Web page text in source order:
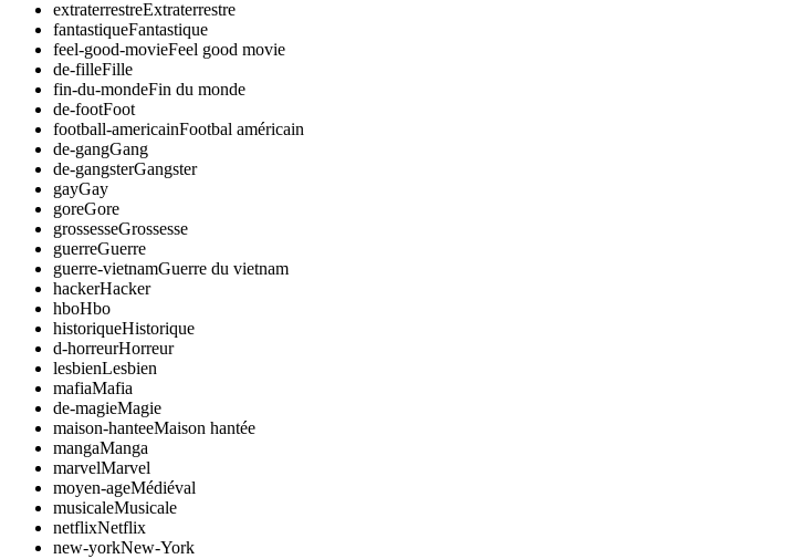
extraterrestreExtraterrestre
fantastiqueFantastique
feel-good-movieFeel good movie
de-filleFille
fin-du-mondeFin du monde
de-footFoot
football-americainFootbal américain
de-gangGang
de-gangsterGangster
gayGay
goreGore
grossesseGrossesse
guerreGuerre
guerre-vietnamGuerre du vietnam
hackerHacker
hboHbo
historiqueHistorique
d-horreurHorreur
lesbienLesbien
mafiaMafia
de-magieMagie
maison-hanteeMaison hantée
mangaManga
marvelMarvel
moyen-ageMédiéval
musicaleMusicale
netflixNetflix
new-yorkNew-York